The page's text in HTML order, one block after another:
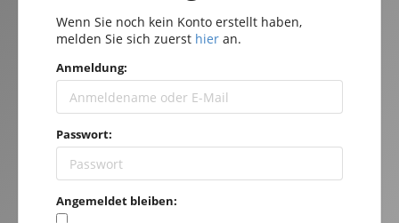
Wenn Sie noch kein Konto erstellt haben,
melden Sie sich zuerst hier an.
Anmeldung:
Passwort:
Angemeldet bleiben: